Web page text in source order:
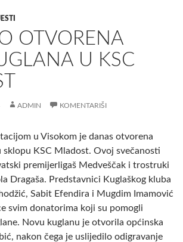
OTVORENA
U KSC
ADMIN KOMENTARIŠI
u Visokom je danas otvorena
sklopu KSC Mladost. Ovoj svečanosti
premijerligaš Medveščak i trostruki
Dragaša. Predstavnici Kuglaškog kluba
Sabit Efendira i Mugdim Imamović
svim donatorima koji su pomogli
Novu kuglanu je otvorila općinska
nakon čega je uslijedilo odigravanje